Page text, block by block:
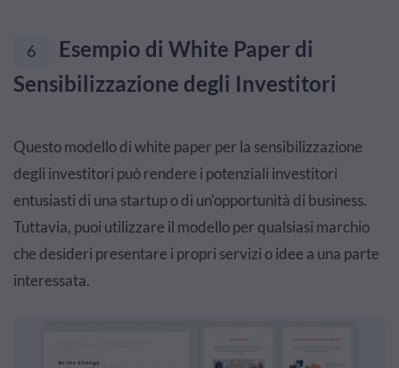
6
Esempio di White Paper di
Sensibilizzazione degli Investitori
Questo modello di white paper per la sensibilizzazione
degli investitori può rendere i potenziali investitori
entusiasti di una startup o di un'opportunità di business.
Tuttavia, puoi utilizzare il modello per qualsiasi marchio
che desideri presentare i propri servizi o idee a una parte
interessata.